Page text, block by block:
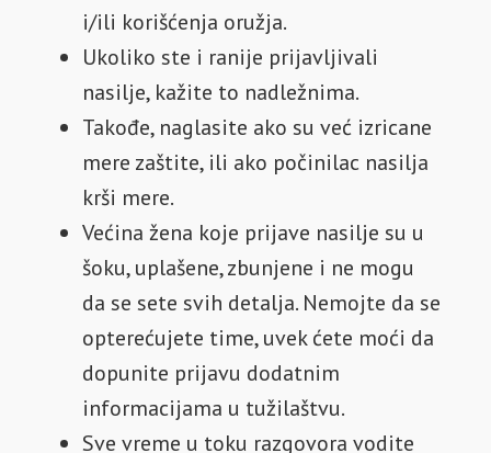
i/ili korišćenja oružja.
Ukoliko ste i ranije prijavljivali
nasilje, kažite to nadležnima.
Takođe, naglasite ako su već izricane
mere zaštite, ili ako počinilac nasilja
krši mere.
Većina žena koje prijave nasilje su u
šoku, uplašene, zbunjene i ne mogu
da se sete svih detalja. Nemojte da se
opterećujete time, uvek ćete moći da
dopunite prijavu dodatnim
informacijama u tužilaštvu.
Sve vreme u toku razgovora vodite